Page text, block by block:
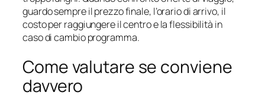
guardo sempre il prezzo finale, l’orario di arrivo, il
costo per raggiungere il centro e la flessibilità in
caso di cambio programma.
Come valutare se conviene
davvero